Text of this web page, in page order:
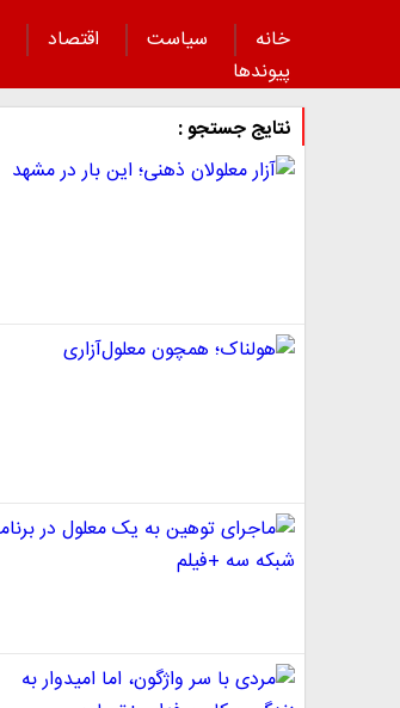
خانه سیاست اقتصاد
پیوند‌ها
نتایج جستجو :